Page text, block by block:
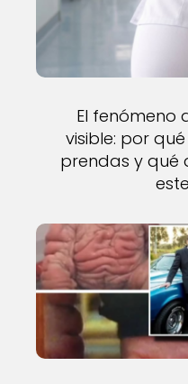
El fenómeno
visible: por
prendas y qué